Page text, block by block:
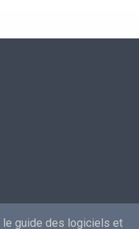
le guide des logiciels et